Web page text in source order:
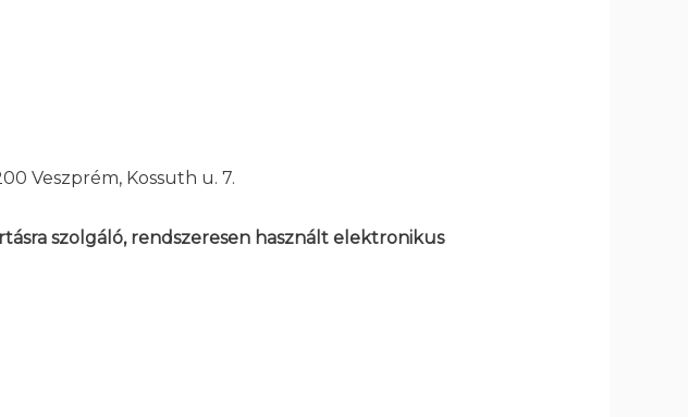
Veszprém, Kossuth u. 7.
szolgáló, rendszeresen használt elektronikus